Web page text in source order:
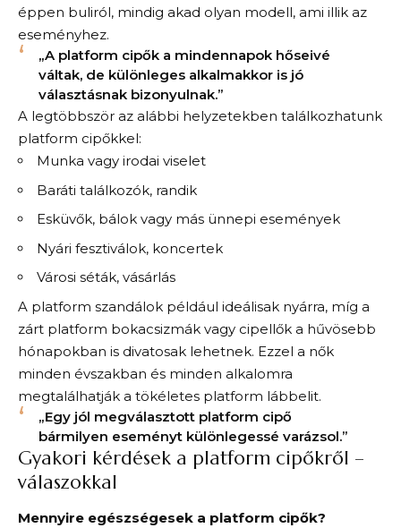
éppen buliról, mindig akad olyan modell, ami illik az
eseményhez.
„A platform cipők a mindennapok hőseivé
váltak, de különleges alkalmakkor is jó
választásnak bizonyulnak.”
A legtöbbször az alábbi helyzetekben találkozhatunk
platform cipőkkel:
Munka vagy irodai viselet
Baráti találkozók, randik
Esküvők, bálok vagy más ünnepi események
Nyári fesztiválok, koncertek
Városi séták, vásárlás
A platform szandálok például ideálisak nyárra, míg a
zárt platform bokacsizmák vagy cipellők a hűvösebb
hónapokban is divatosak lehetnek. Ezzel a nők
minden évszakban és minden alkalomra
megtalálhatják a tökéletes platform lábbelit.
„Egy jól megválasztott platform cipő
bármilyen eseményt különlegessé varázsol.”
Gyakori kérdések a platform cipőkről –
válaszokkal
Mennyire egészségesek a platform cipők?